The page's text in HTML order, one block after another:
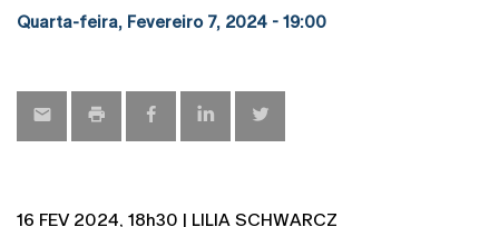
Quarta-feira, Fevereiro 7, 2024 - 19:00
16 FEV 2024, 18h30 | LILIA SCHWARCZ